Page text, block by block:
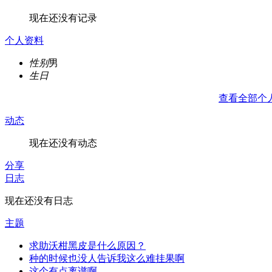
现在还没有记录
个人资料
性别男
生日
查看全部个
动态
现在还没有动态
分享
日志
现在还没有日志
主题
求助沃柑黑皮是什么原因？
种的时候也没人告诉我这么难挂果啊